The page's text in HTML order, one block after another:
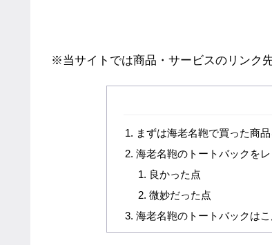
※当サイトでは商品・サービスのリンク
まずは海老名鞄で買った商
海老名鞄のトートバックを
良かった点
微妙だった点
海老名鞄のトートバックは